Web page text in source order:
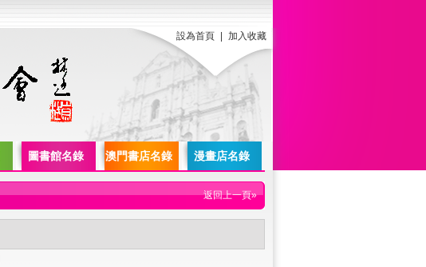
設為首頁 加入收藏
圖書館名錄 澳門書店名錄 漫畫店名錄
返回上一頁»